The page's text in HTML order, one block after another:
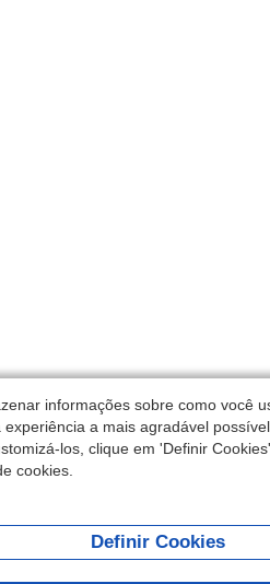
informações sobre como você
a mais agradável
los, clique em 'Definir
cookies.
Definir Cookies